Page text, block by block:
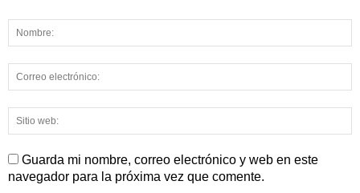
Guarda mi nombre, correo electrónico y web en este
navegador para la próxima vez que comente.